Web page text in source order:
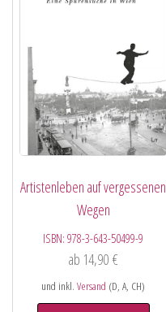
Artistenleben auf vergessenen
Wegen
ISBN:978-3-643-50499-9
ab 14,90€
und inkl.Versand (D, A, CH)